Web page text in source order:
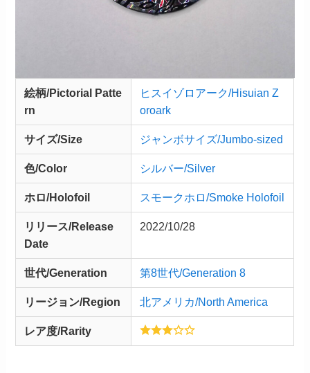
絵柄/Pictorial Patte
rn
ヒスイゾロアーク/Hisuian Z
oroark
サイズ/Size ジャンボサイズ/Jumbo-sized
色/Color シルバー/Silver
ホロ/Holofoil スモークホロ/Smoke Holofoil
リリース/Release
Date
2022/10/28
世代/Generation 第8世代/Generation 8
リージョン/Region 北アメリカ/North America
レア度/Rarity